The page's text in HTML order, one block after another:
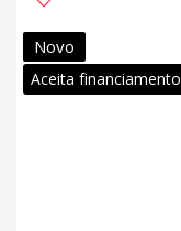
Novo
Aceita financiamento